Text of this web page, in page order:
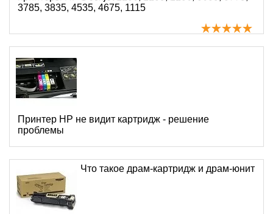
3785, 3835, 4535, 4675, 1115
Принтер HP не видит картридж - решение
проблемы
Что такое драм-картридж и драм-юнит